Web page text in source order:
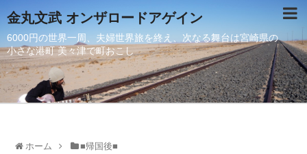
金丸文武 オンザロードアゲイン
6000円の世界一周、夫婦世界旅を終え、次なる舞台は宮崎県の
小さな港町 美々津で町おこし
ホーム ■帰国後■